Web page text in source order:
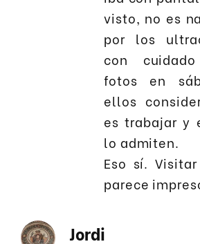
visto, no es
por los
con
fotos en
ellos
es trabajar y
lo admiten.
Eso sí.
parece
Jordi